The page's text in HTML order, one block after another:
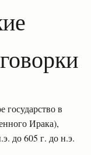
государство в
Ирака),
до 605 г. до н.э.